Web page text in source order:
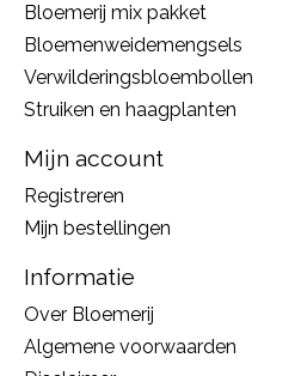
Bloemerij mix pakket
Bloemenweidemengsels
Verwilderingsbloembollen
Struiken en haagplanten
Mijn account
Registreren
Mijn bestellingen
Informatie
Over Bloemerij
Algemene voorwaarden